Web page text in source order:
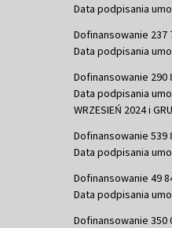
Data podpisania
Dofinansowanie 237
Data podpisania
Dofinansowanie 290
Data podpisania
WRZESIEŃ 2024 i
Dofinansowanie 539
Data podpisania
Dofinansowanie 49
Data podpisania
Dofinansowanie 350